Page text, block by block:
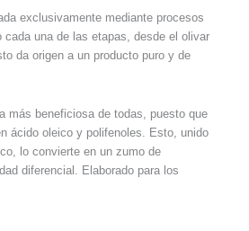
exclusivamente mediante procesos
cada una de las etapas, desde el olivar
da origen a un producto puro y de
más beneficiosa de todas, puesto que
ácido oleico y polifenoles. Esto, unido
lo convierte en un zumo de
diferencial. Elaborado para los